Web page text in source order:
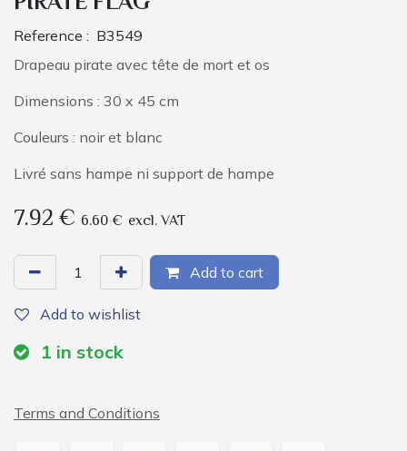
Reference : B3549
Drapeau pirate avec tête de mort et os
Dimensions : 30 x 45 cm
Couleurs : noir et blanc
Livré sans hampe ni support de hampe
7.92€ 6.60 € excl. VAT
Add to cart
Add to wishlist
1 in stock
Terms and Conditions